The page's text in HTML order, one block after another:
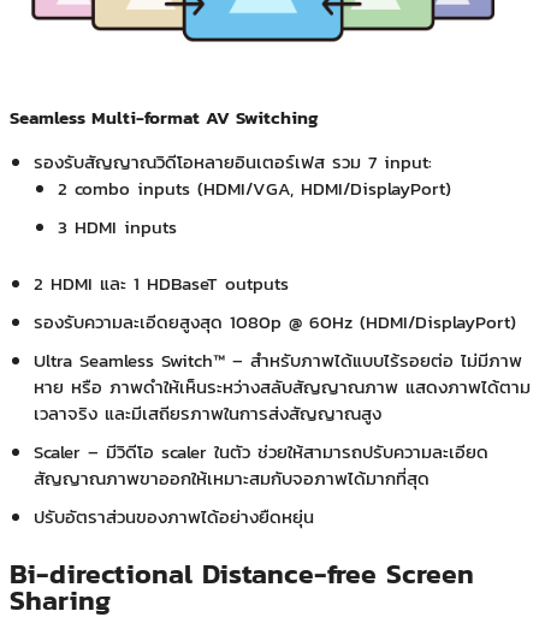
Seamless Multi-format AV Switching
รองรับสัญญาณวิดีโอหลายอินเตอร์เฟส รวม 7 input:
2 combo inputs (HDMI/VGA, HDMI/DisplayPort)
3 HDMI inputs
2 HDMI และ 1 HDBaseT outputs
รองรับความละเอีดยสูงสุด 1080p @ 60Hz (HDMI/DisplayPort)
Ultra Seamless Switch™ – สำหรับภาพได้แบบไร้รอยต่อ ไม่มีภาพ
หาย หรือ ภาพดำให้เห็นระหว่างสลับสัญญาณภาพ แสดงภาพได้ตาม
เวลาจริง และมีเสถียรภาพในการส่งสัญญาณสูง
Scaler – มีวิดีโอ scaler ในตัว ช่วยให้สามารถปรับความละเอียด
สัญญาณภาพขาออกให้เหมาะสมกับจอภาพได้มากที่สุด
ปรับอัตราส่วนของภาพได้อย่างยืดหยุ่น
Bi-directional Distance-free Screen
Sharing